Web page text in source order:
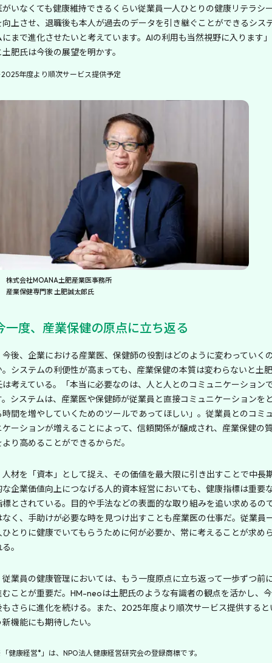
がいなくても健康維持できるくらい従業員一人ひとりの健康リテラシ
向上させ、退職後も本人が過去のデータを引き継ぐことができるシス
にまで進化させたいと考えています。AIの利用も当然視野に入ります」
土肥氏は今後の展望を明かす。
年度より順次サービス提供予定
株式会社MOANA土肥産業医事務所
産業保健専門家 土肥誠太郎氏
一度、産業保健の原点に立ち返る
今後、企業における産業医、保健師の役割はどのように変わっていく
。システムの利便性が高まっても、産業保健の本質は変わらないと土肥
は考えている。「本当に必要なのは、人と人とのコミュニケーション
。システムは、産業医や保健師が従業員と直接コミュニケーションを
時間を増やしていくためのツールであってほしい」。従業員とのコミ
ケーションが増えることによって、信頼関係が醸成され、産業保健の
より高めることができるからだ。
人材を「資本」として捉え、その価値を最大限に引き出すことで中長
な企業価値向上につなげる人的資本経営においても、健康指標は重要
標とされている。目的や手法などの表面的な取り組みを追い求めるの
なく、手助けが必要な時を見つけ出すことも産業医の仕事だ。従業員
ひとりに健康でいてもらうために何が必要か、常に考えることが求め
。
従業員の健康管理においては、もう一度原点に立ち返って一歩ずつ前
むことが重要だ。HM-neoは土肥氏のような有識者の観点を活かし、今
もさらに進化を続ける。また、2025年度より順次サービス提供すると
新機能にも期待したい。
健康経営® 」は、NPO法人健康経営研究会の登録商標です。